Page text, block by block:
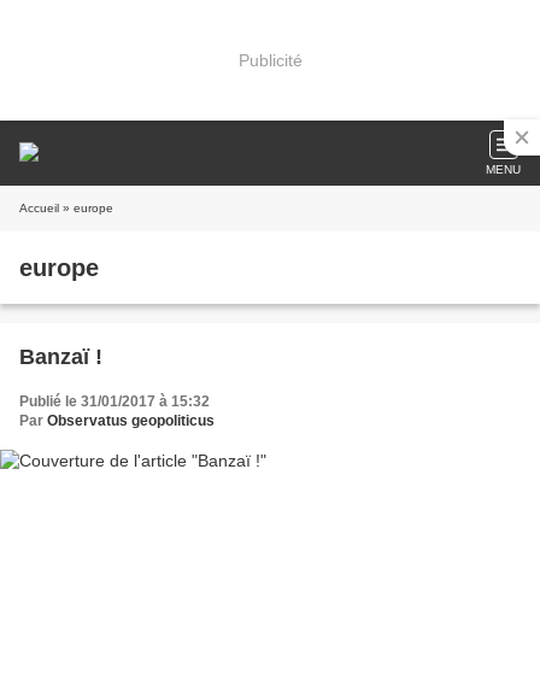
Publicité
MENU
Accueil » europe
europe
Banzaï !
Publié le 31/01/2017 à 15:32
Par Observatus geopoliticus